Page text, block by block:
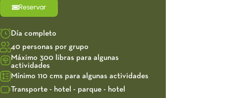
Reservar
Día completo
40 personas por grupo
Máximo 300 libras para algunas
actividades
Mínimo 110 cms para algunas actividades
Transporte - hotel - parque - hotel